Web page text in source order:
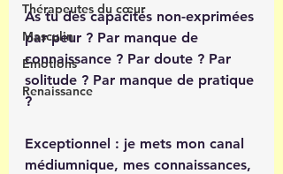
Thérapeutes du cœur
Masculin
Émotions
Renaissance
As tu des capacités non-exprimées
par peur ? Par manque de
connaissance ? Par doute ? Par
solitude ? Par manque de pratique
?
Exceptionnel : je mets mon canal
médiumnique, mes connaissances,